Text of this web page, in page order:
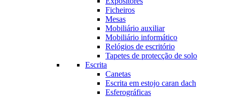
Ficheiros
Mesas
Mobiliário auxiliar
Mobiliário informático
Relógios de escritório
Tapetes de protecção de solo
Escrita
Canetas
Escrita em estojo caran dach
Esferográficas